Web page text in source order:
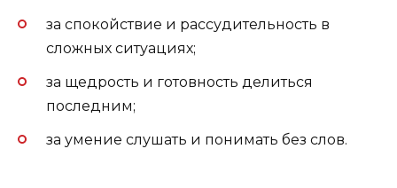
за спокойствие и рассудительность в
сложных ситуациях;
за щедрость и готовность делиться
последним;
за умение слушать и понимать без слов.